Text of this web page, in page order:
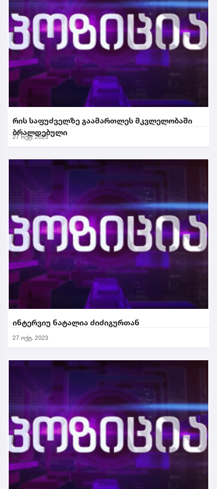
რის საფუძველზე გაამართლეს მკვლელობაში
ბრალდებული
27 ოქტ. 2023
ინტერვიუ ნატალია ძიძიგურთან
27 ოქტ. 2023